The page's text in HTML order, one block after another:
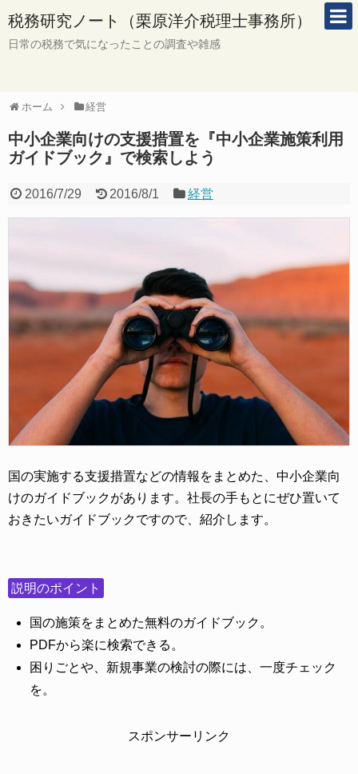
税務研究ノート（栗原洋介税理士事務所）
日常の税務で気になったことの調査や雑感
ホーム 経営
中小企業向けの支援措置を『中小企業施策利用
ガイドブック』で検索しよう
2016/7/29 2016/8/1 経営
国の実施する支援措置などの情報をまとめた、中小企業向
けのガイドブックがあります。社長の手もとにぜひ置いて
おきたいガイドブックですので、紹介します。
説明のポイント
国の施策をまとめた無料のガイドブック。
PDFから楽に検索できる。
困りごとや、新規事業の検討の際には、一度チェック
を。
スポンサーリンク